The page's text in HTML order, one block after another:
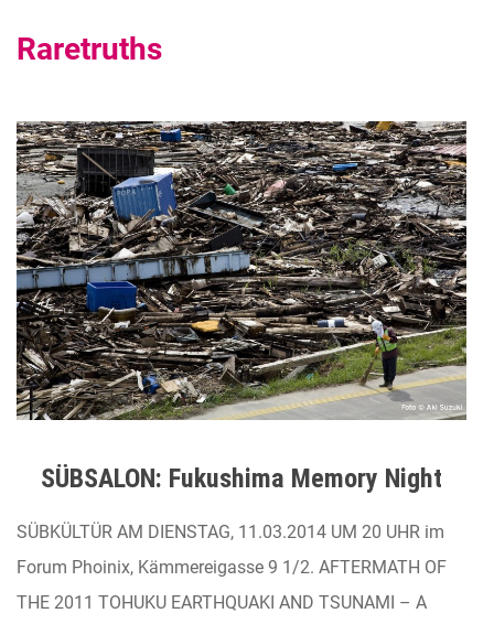
Raretruths
SÜBSALON: Fukushima Memory Night
SÜBKÜLTÜR AM DIENSTAG, 11.03.2014 UM 20 UHR im
Forum Phoinix, Kämmereigasse 9 1/2. AFTERMATH OF
THE 2011 TOHUKU EARTHQUAKI AND TSUNAMI – A